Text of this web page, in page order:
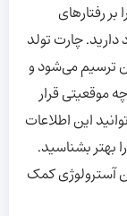
رفتارهای
دارید. چارت تولد
ترسیم می‌شود و
موقعیتی قرار
این اطلاعات
بهتر بشناسید.
آسترولوژی کمک